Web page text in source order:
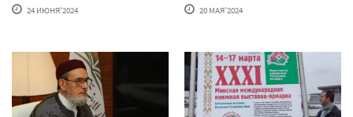
24 ИЮНЯ'2024 20 МАЯ'2024